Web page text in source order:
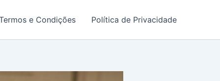
e Condições Política de Privacidade